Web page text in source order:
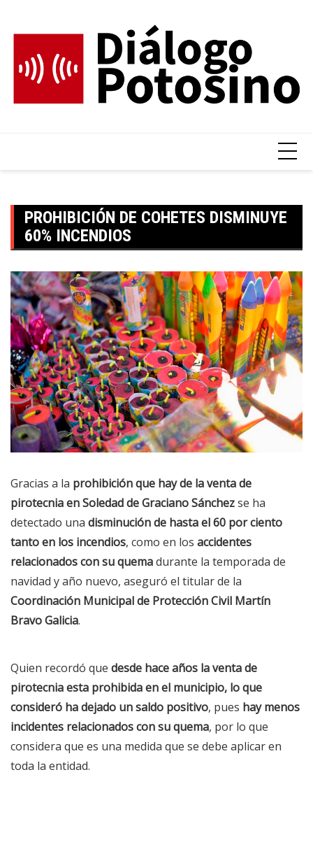
content
PROHIBICIÓN DE COHETES DISMINUYE
60% INCENDIOS
Gracias a la prohibición que hay de la venta de
pirotecnia en Soledad de Graciano Sánchezse ha
detectado una disminución de hasta el 60 por ciento
tanto en los incendios, como en los accidentes
relacionados con su quemadurante la temporada de
navidad y año nuevo, aseguró el titular de la
Coordinación Municipal de Protección Civil Martín
Bravo Galicia.
Quien recordó que desde hace años la venta de
pirotecnia esta prohibida en el municipio, lo que
consideró ha dejado un saldo positivo, pues hay menos
incidentes relacionados con su quema, por lo que
considera que es una medida que se debe aplicar en
toda la entidad.